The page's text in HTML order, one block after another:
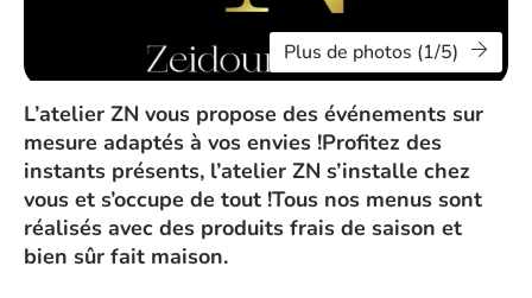
Plus de photos (1/5)
L’atelier ZN vous propose des événements sur
mesure adaptés à vos envies !Profitez des
instants présents, l’atelier ZN s’installe chez
vous et s’occupe de tout !Tous nos menus sont
réalisés avec des produits frais de saison et
bien sûr fait maison.